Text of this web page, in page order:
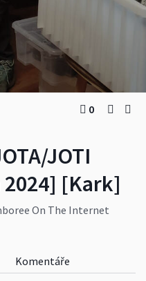
JOTI
[Kark]
On The Internet
buřtů...
0
Komentáře